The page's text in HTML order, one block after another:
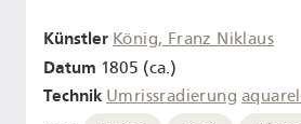
Künstler König, Franz Niklaus
Datum 1805 (ca.)
Technik Umrissradierung